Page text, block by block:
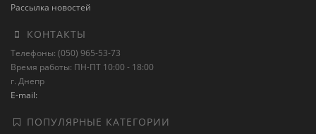
Рассылка новостей
КОНТАКТЫ
Телефоны: (050) 965-53-73
Время работы: ПН-ПТ 10:00 - 18:00
г. Днепр
E-mail:
ПОПУЛЯРНЫЕ КАТЕГОРИИ